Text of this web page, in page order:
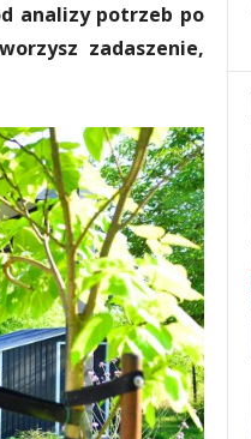
analizy potrzeb po
zadaszenie,